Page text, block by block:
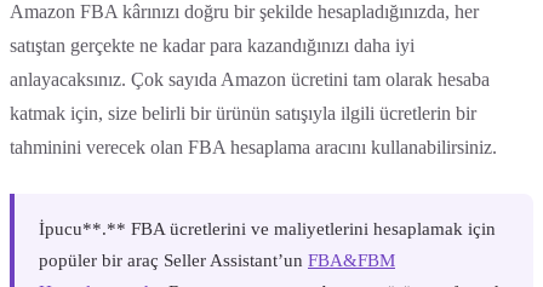
Amazon FBA kârınızı doğru bir şekilde hesapladığınızda, her
satıştan gerçekte ne kadar para kazandığınızı daha iyi
anlayacaksınız. Çok sayıda Amazon ücretini tam olarak hesaba
katmak için, size belirli bir ürünün satışıyla ilgili ücretlerin bir
tahminini verecek olan FBA hesaplama aracını kullanabilirsiniz.
‍İpucu**.** FBA ücretlerini ve maliyetlerini hesaplamak için
popüler bir araç Seller Assistant’un FBA&FBM